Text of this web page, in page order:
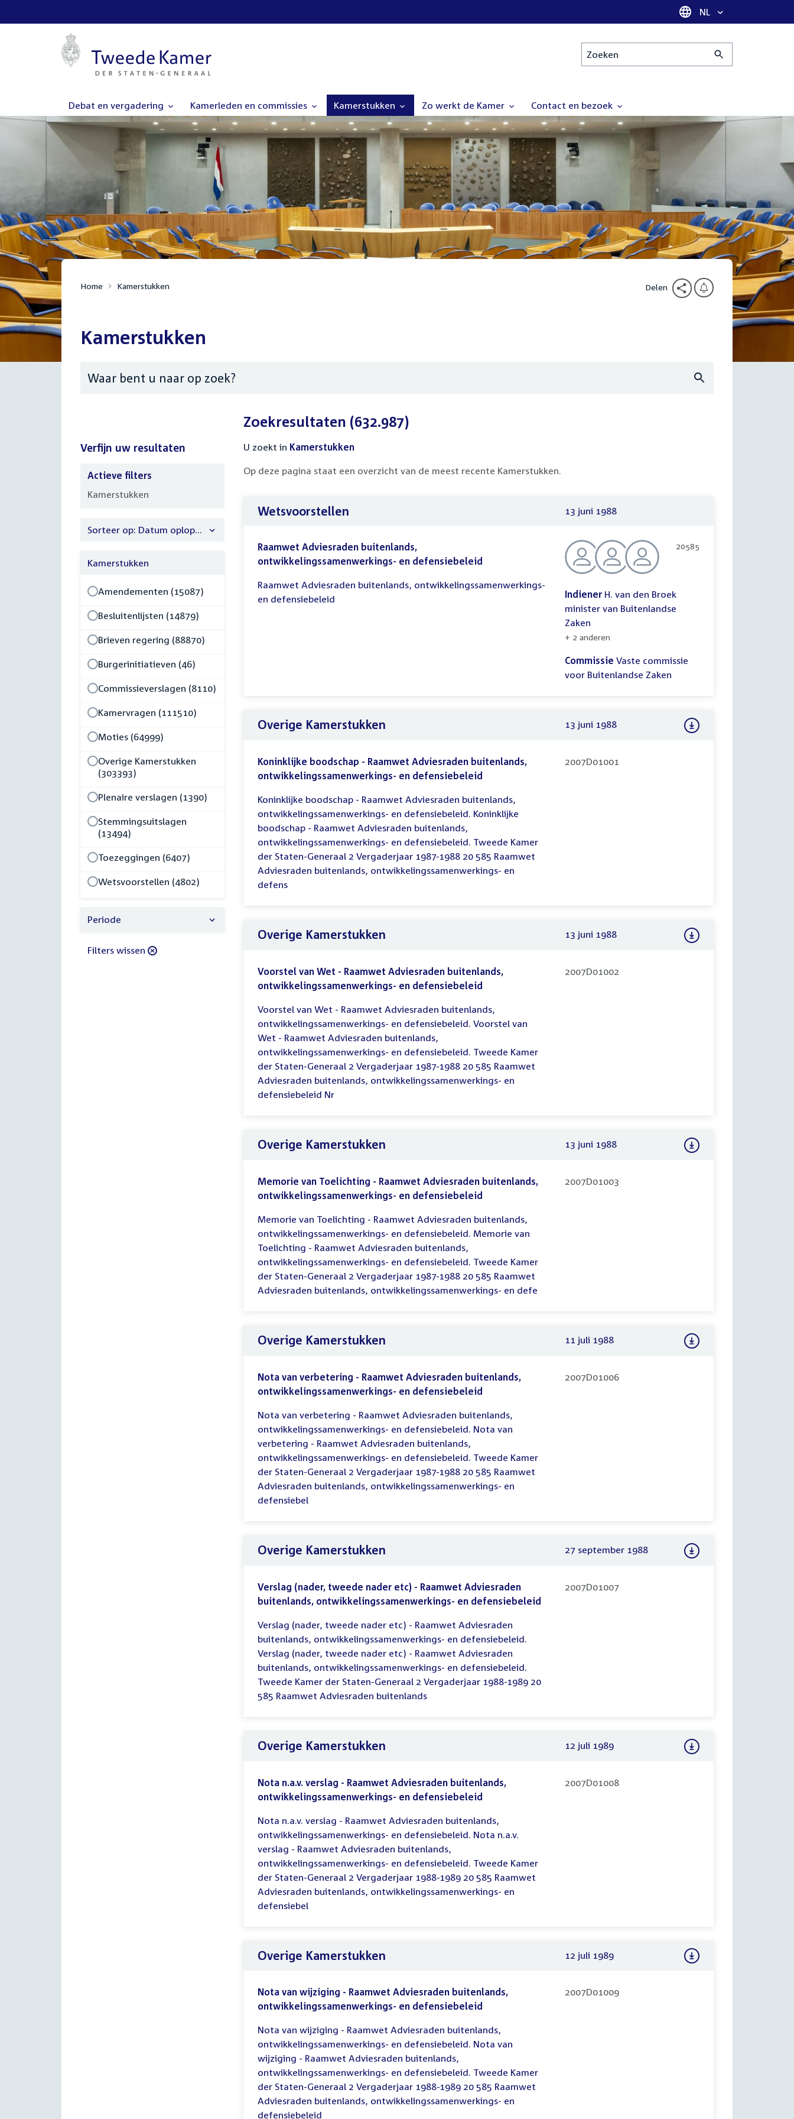
Taal selectie
NL
Zoeken
Debat en vergadering Kamerleden en commissies Kamerstukken Zo werkt de Kamer Contact en bezoek
Home Kamerstukken Delen
Kamerstukken
Zoeken
Zoekresultaten (632.987)
U zoekt in actieve
Kamerstukken
Verfijn uw resultaten
Op deze pagina staat een overzicht van de meest recente Kamerstukken.
Wetsvoorstellen 13 juni 1988
Raamwet Adviesraden buitenlands,
ontwikkelingssamenwerkings- en defensiebeleid
Raamwet Adviesraden buitenlands, ontwikkelingssamenwerkings-
en defensiebeleid
20585
Indiener H. van den Broek
minister van Buitenlandse
Zaken
+ 2 anderen
Commissie Vaste commissie
voor Buitenlandse Zaken
Overige Kamerstukken 13 juni 1988
Koninklijke boodschap - Raamwet Adviesraden buitenlands,
ontwikkelingssamenwerkings- en defensiebeleid
Koninklijke boodschap - Raamwet Adviesraden buitenlands,
ontwikkelingssamenwerkings- en defensiebeleid. Koninklijke
boodschap - Raamwet Adviesraden buitenlands,
ontwikkelingssamenwerkings- en defensiebeleid. Tweede Kamer
der Staten-Generaal 2 Vergaderjaar 1987-1988 20 585 Raamwet
Adviesraden buitenlands, ontwikkelingssamenwerkings- en
defens
2007D01001
Overige Kamerstukken 13 juni 1988
Voorstel van Wet - Raamwet Adviesraden buitenlands,
ontwikkelingssamenwerkings- en defensiebeleid
Voorstel van Wet - Raamwet Adviesraden buitenlands,
ontwikkelingssamenwerkings- en defensiebeleid. Voorstel van
Wet - Raamwet Adviesraden buitenlands,
ontwikkelingssamenwerkings- en defensiebeleid. Tweede Kamer
der Staten-Generaal 2 Vergaderjaar 1987-1988 20 585 Raamwet
Adviesraden buitenlands, ontwikkelingssamenwerkings- en
defensiebeleid Nr
2007D01002
Overige Kamerstukken 13 juni 1988
Memorie van Toelichting - Raamwet Adviesraden buitenlands,
ontwikkelingssamenwerkings- en defensiebeleid
Memorie van Toelichting - Raamwet Adviesraden buitenlands,
ontwikkelingssamenwerkings- en defensiebeleid. Memorie van
Toelichting - Raamwet Adviesraden buitenlands,
ontwikkelingssamenwerkings- en defensiebeleid. Tweede Kamer
der Staten-Generaal 2 Vergaderjaar 1987-1988 20 585 Raamwet
Adviesraden buitenlands, ontwikkelingssamenwerkings- en defe
2007D01003
Overige Kamerstukken 11 juli 1988
Nota van verbetering - Raamwet Adviesraden buitenlands,
ontwikkelingssamenwerkings- en defensiebeleid
Nota van verbetering - Raamwet Adviesraden buitenlands,
ontwikkelingssamenwerkings- en defensiebeleid. Nota van
verbetering - Raamwet Adviesraden buitenlands,
ontwikkelingssamenwerkings- en defensiebeleid. Tweede Kamer
der Staten-Generaal 2 Vergaderjaar 1987-1988 20 585 Raamwet
Adviesraden buitenlands, ontwikkelingssamenwerkings- en
defensiebel
2007D01006
Overige Kamerstukken 27 september 1988
Verslag (nader, tweede nader etc) - Raamwet Adviesraden
buitenlands, ontwikkelingssamenwerkings- en defensiebeleid
Verslag (nader, tweede nader etc) - Raamwet Adviesraden
buitenlands, ontwikkelingssamenwerkings- en defensiebeleid.
Verslag (nader, tweede nader etc) - Raamwet Adviesraden
buitenlands, ontwikkelingssamenwerkings- en defensiebeleid.
Tweede Kamer der Staten-Generaal 2 Vergaderjaar 1988-1989 20
585 Raamwet Adviesraden buitenlands
2007D01007
Overige Kamerstukken 12 juli 1989
Nota n.a.v. verslag - Raamwet Adviesraden buitenlands,
ontwikkelingssamenwerkings- en defensiebeleid
Nota n.a.v. verslag - Raamwet Adviesraden buitenlands,
ontwikkelingssamenwerkings- en defensiebeleid. Nota n.a.v.
verslag - Raamwet Adviesraden buitenlands,
ontwikkelingssamenwerkings- en defensiebeleid. Tweede Kamer
der Staten-Generaal 2 Vergaderjaar 1988-1989 20 585 Raamwet
Adviesraden buitenlands, ontwikkelingssamenwerkings- en
defensiebel
2007D01008
Overige Kamerstukken 12 juli 1989
Nota van wijziging - Raamwet Adviesraden buitenlands,
ontwikkelingssamenwerkings- en defensiebeleid
Nota van wijziging - Raamwet Adviesraden buitenlands,
ontwikkelingssamenwerkings- en defensiebeleid. Nota van
wijziging - Raamwet Adviesraden buitenlands,
ontwikkelingssamenwerkings- en defensiebeleid. Tweede Kamer
der Staten-Generaal 2 Vergaderjaar 1988-1989 20 585 Raamwet
Adviesraden buitenlands, ontwikkelingssamenwerkings- en
defensiebeleid
2007D01009
Verfijn
uw
Actieve filters
Kamerstukken
Sorteer op: Datum oplopend
Kamerstukken
Amendementen (15087)
Besluitenlijsten (14879)
Brieven regering (88870)
Burgerinitiatieven (46)
Commissieverslagen (8110)
Kamervragen (111510)
Moties (64999)
Overige Kamerstukken
(303393)
Plenaire verslagen (1390)
Stemmingsuitslagen
(13494)
Toezeggingen (6407)
Wetsvoorstellen (4802)
Periode
Filters wissen